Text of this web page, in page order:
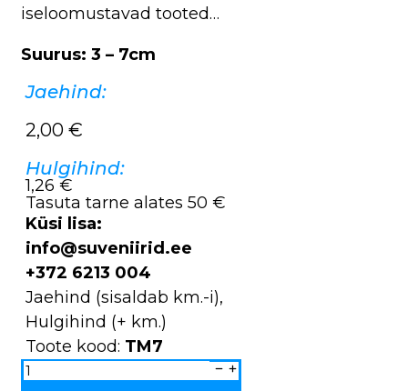
iseloomustavad tooted…
Suurus: 3 – 7cm
Jaehind:
2,00 €
Hulgihind:
1,26 €
Tasuta tarne alates 50 €
Küsi lisa:
info@suveniirid.ee
+372 6213 004
Jaehind (sisaldab km.-i),
Hulgihind (+ km.)
Toote kood: TM7
Magnet
puidust
põletatud